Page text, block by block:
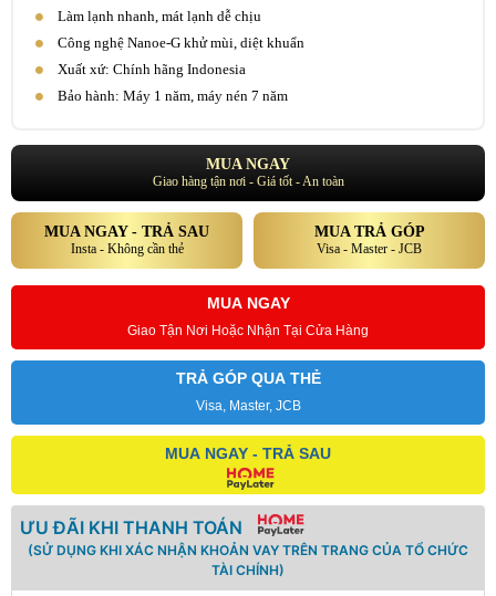
Làm lạnh nhanh, mát lạnh dễ chịu
Công nghệ Nanoe-G khử mùi, diệt khuẩn
Xuất xứ: Chính hãng Indonesia
Bảo hành: Máy 1 năm, máy nén 7 năm
MUA NGAY
Giao hàng tận nơi - Giá tốt - An toàn
MUA NGAY - TRẢ SAU
Insta - Không cần thẻ
MUA TRẢ GÓP
Visa - Master - JCB
MUA NGAY
Giao Tận Nơi Hoặc Nhận Tại Cửa Hàng
TRẢ GÓP QUA THẺ
Visa, Master, JCB
MUA NGAY - TRẢ SAU
ƯU ĐÃI KHI THANH TOÁN
(SỬ DỤNG KHI XÁC NHẬN KHOẢN VAY TRÊN TRANG CỦA TỔ CHỨC
TÀI CHÍNH)